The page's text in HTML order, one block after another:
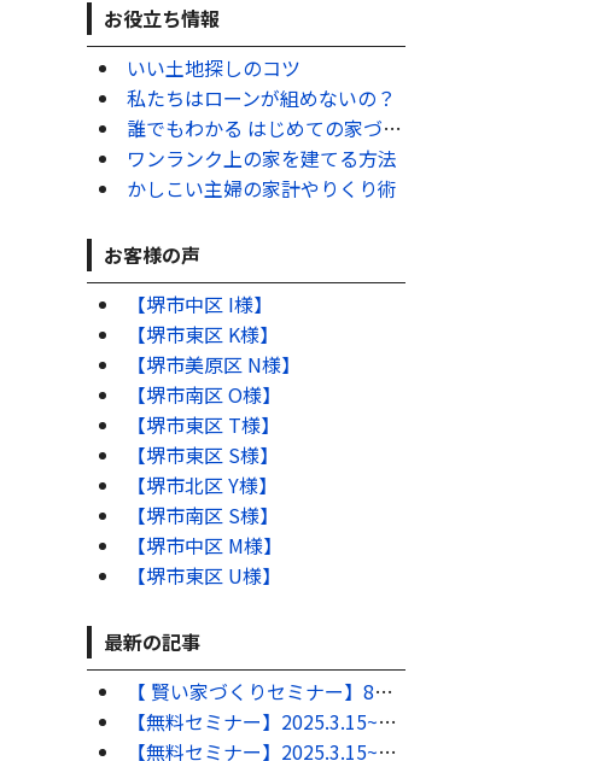
お役立ち情報
いい土地探しのコツ
私たちはローンが組めないの？
誰でもわかる はじめての家づくり
ワンランク上の家を建てる方法
かしこい主婦の家計やりくり術
お客様の声
【堺市中区 I様】
【堺市東区 K様】
【堺市美原区 N様】
【堺市南区 O様】
【堺市東区 T様】
【堺市東区 S様】
【堺市北区 Y様】
【堺市南区 S様】
【堺市中区 M様】
【堺市東区 U様】
最新の記事
【 賢い家づくりセミナー】8月･9月の毎週土曜日にセミナーを開催します！！
【無料セミナー】2025.3.15~16開催！50代からの失敗しない為の家づくり勉強会 ★満員御礼 ご来場ありがとうございました。
【無料セミナー】2025.3.15~16開催！家づくりで絶対にやってはいけない10のコト ★満員御礼 ご来場ありがとうございました。